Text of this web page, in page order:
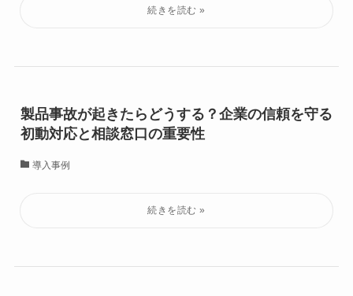
製品事故が起きたらどうする？企業の信頼を守る
初動対応と相談窓口の重要性
導入事例